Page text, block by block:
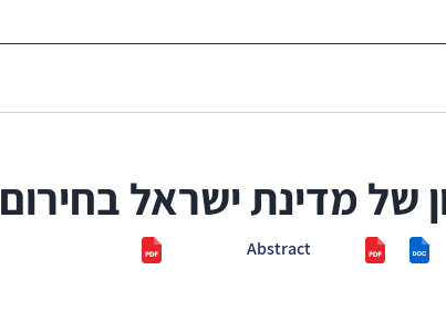
של מדינת ישראל בחירום
Abstract